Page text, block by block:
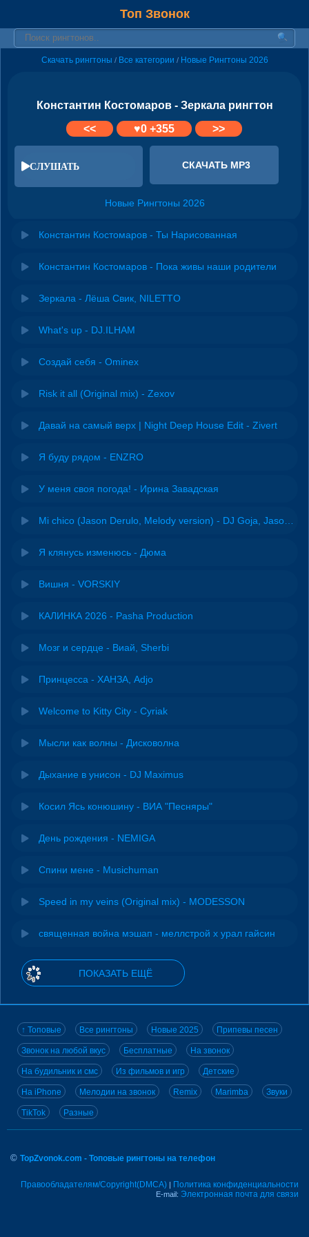
Топ Звонок
Скачать рингтоны / Все категории / Новые Рингтоны 2026
Константин Костомаров - Зеркала рингтон
<<
♥0+355 >>
СЛУШАТЬ СКАЧАТЬ MP3
Новые Рингтоны 2026
Константин Костомаров - Ты Нарисованная
Константин Костомаров - Пока живы наши родители
Зеркала - Лёша Свик, NILETTO
What's up - DJ.ILHAM
Создай себя - Ominex
Risk it all (Original mix) - Zexov
Давай на самый верх | Night Deep House Edit - Zivert
Я буду рядом - ENZRO
У меня своя погода! - Ирина Завадская
Я клянусь изменюсь - Дюма
Вишня - VORSKIY
КАЛИНКА 2026 - Pasha Production
Мозг и сердце - Виай, Sherbi
Принцесса - ХАНЗА, Adjo
Welcome to Kitty City - Cyriak
Мысли как волны - Дисковолна
Дыхание в унисон - DJ Maximus
Косил Ясь конюшину - ВИА "Песняры"
День рождения - NEMIGA
Спини мене - Musichuman
Speed in my veins (Original mix) - MODESSON
священная война мэшап - меллстрой х урал гайсин
ПОКАЗАТЬ ЕЩЁ
↑ Топовые Все рингтоны Новые 2025 Припевы песен
Звонок на любой вкус Бесплатные На звонок
На будильник и смс Из фильмов и игр Детские
На iPhone Мелодии на звонок Remix Marimba Звуки
TikTok Разные
© TopZvonok.com - Топовые рингтоны на телефон
Правообладателям/Copyright(DMCA) | Политика конфиденциальности
E-mail: Электронная почта для связи